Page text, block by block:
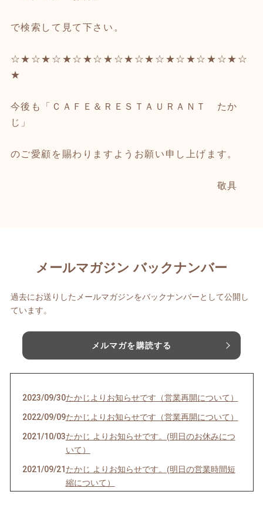
で検索して見て下さい。
☆★☆★☆★☆★☆★☆★☆★☆★☆★☆★☆★☆
★
今後も「ＣＡＦＥ＆ＲＥＳＴＡＵＲＡＮＴ たか
じ」
のご愛顧を賜わりますようお願い申し上げます。
敬具
メールマガジン バックナンバー
過去にお送りしたメールマガジンをバックナンバーとして公開し
ています。
メルマガを購読する
2023/09/30たかじよりお知らせです（営業再開について）
2022/09/09たかじよりお知らせです（営業再開について）
2021/10/03たかじ よりお知らせです。(明日のお休みにつ
いて）
2021/09/21 たかじ よりお知らせです。(明日の営業時間短
縮について）